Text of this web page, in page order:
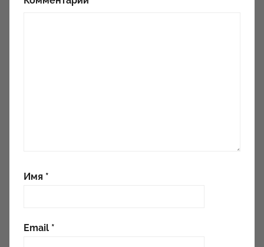
Имя *
Email *